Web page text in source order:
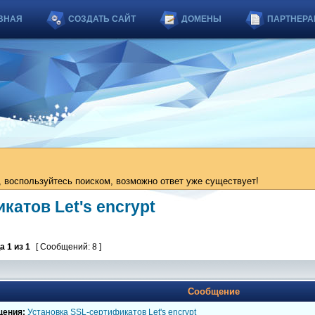
СОЗДАТЬ САЙТ ДОМЕНЫ
поиском, возможно ответ уже существует!
Let's encrypt
1 из 1 [ Сообщений: 8 ]
Сообщение
Установка SSL-сертификатов Let's encrypt